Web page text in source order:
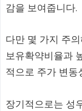
감을 보여줍니다.
다만 몇 가지 주
보유확약비율과
적으로 주가 변동
장기적으로는 성